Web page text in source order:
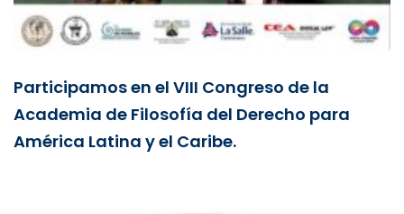
Participamos en el VIII Congreso de la
Academia de Filosofía del Derecho para
América Latina y el Caribe.